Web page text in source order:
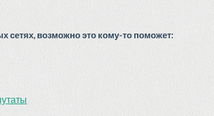
сетях, возможно это кому-то поможет: